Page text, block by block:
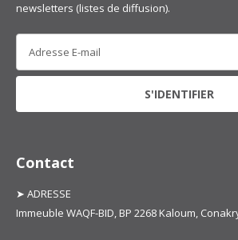
newsletters (listes de diffusion).
Contact
➤ ADRESSE
Immeuble WAQF-BID, BP 2268 Kaloum,